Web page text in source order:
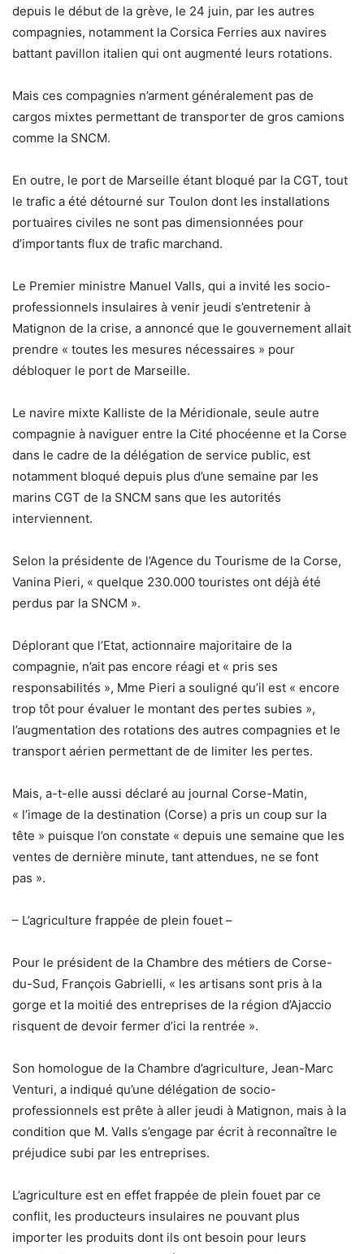
depuis le début de la grève, le 24 juin, par les autres
compagnies, notamment la Corsica Ferries aux navires
battant pavillon italien qui ont augmenté leurs rotations.
Mais ces compagnies n’arment généralement pas de
cargos mixtes permettant de transporter de gros camions
comme la SNCM.
En outre, le port de Marseille étant bloqué par la CGT, tout
le trafic a été détourné sur Toulon dont les installations
portuaires civiles ne sont pas dimensionnées pour
d’importants flux de trafic marchand.
Le Premier ministre Manuel Valls, qui a invité les socio-
professionnels insulaires à venir jeudi s’entretenir à
Matignon de la crise, a annoncé que le gouvernement allait
prendre « toutes les mesures nécessaires » pour
débloquer le port de Marseille.
Le navire mixte Kalliste de la Méridionale, seule autre
compagnie à naviguer entre la Cité phocéenne et la Corse
dans le cadre de la délégation de service public, est
notamment bloqué depuis plus d’une semaine par les
marins CGT de la SNCM sans que les autorités
interviennent.
Selon la présidente de l’Agence du Tourisme de la Corse,
Vanina Pieri, « quelque 230.000 touristes ont déjà été
perdus par la SNCM ».
Déplorant que l’Etat, actionnaire majoritaire de la
compagnie, n’ait pas encore réagi et « pris ses
responsabilités », Mme Pieri a souligné qu’il est « encore
trop tôt pour évaluer le montant des pertes subies »,
l’augmentation des rotations des autres compagnies et le
transport aérien permettant de de limiter les pertes.
Mais, a-t-elle aussi déclaré au journal Corse-Matin,
« l’image de la destination (Corse) a pris un coup sur la
tête » puisque l’on constate « depuis une semaine que les
ventes de dernière minute, tant attendues, ne se font
pas ».
– L’agriculture frappée de plein fouet –
Pour le président de la Chambre des métiers de Corse-
du-Sud, François Gabrielli, « les artisans sont pris à la
gorge et la moitié des entreprises de la région d’Ajaccio
risquent de devoir fermer d’ici la rentrée ».
Son homologue de la Chambre d’agriculture, Jean-Marc
Venturi, a indiqué qu’une délégation de socio-
professionnels est prête à aller jeudi à Matignon, mais à la
condition que M. Valls s’engage par écrit à reconnaître le
préjudice subi par les entreprises.
L’agriculture est en effet frappée de plein fouet par ce
conflit, les producteurs insulaires ne pouvant plus
importer les produits dont ils ont besoin pour leurs